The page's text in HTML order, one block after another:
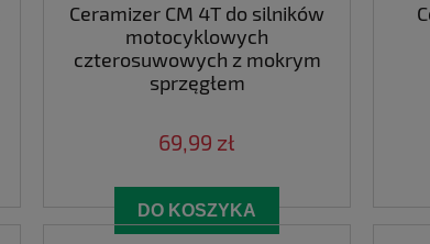
Ceramizer CM 4T do silników
motocyklowych
czterosuwowych z mokrym
sprzęgłem
69,99 zł
DO KOSZYKA